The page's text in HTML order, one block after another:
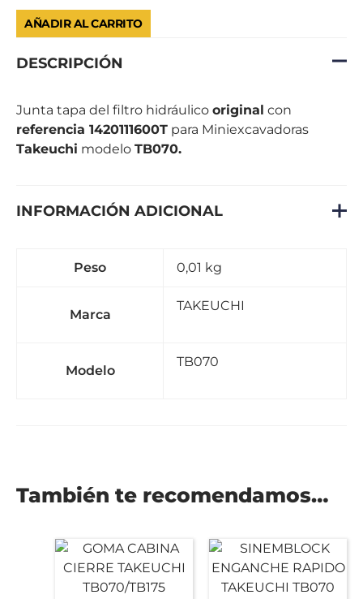
AÑADIR AL CARRITO
DESCRIPCIÓN
Junta tapa del filtro hidráulico original con
referencia 1420111600T para Miniexcavadoras
Takeuchi modelo TB070.
INFORMACIÓN ADICIONAL
Peso 0,01 kg
Marca
TAKEUCHI
Modelo
TB070
También te recomendamos…